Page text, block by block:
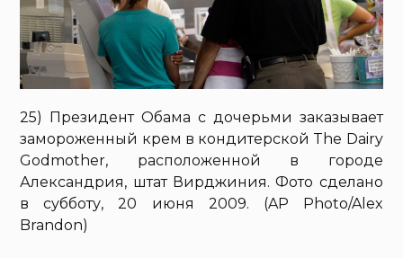
25) Президент Обама с дочерьми заказывает
замороженный крем в кондитерской The Dairy
Godmother, расположенной в городе
Александрия, штат Вирджиния. Фото сделано
в субботу, 20 июня 2009. (AP Photo/Alex
Brandon)